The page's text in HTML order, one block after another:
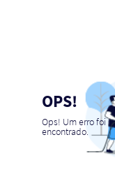
OPS!
Ops! Um erro foi
encontrado.